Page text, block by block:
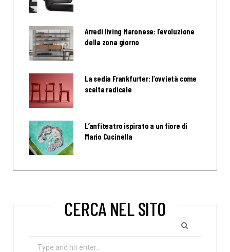
Arredi living Maronese: l’evoluzione
della zona giorno
La sedia Frankfurter: l’ovvietà come
scelta radicale
L’anfiteatro ispirato a un fiore di
Mario Cucinella
CERCA NEL SITO